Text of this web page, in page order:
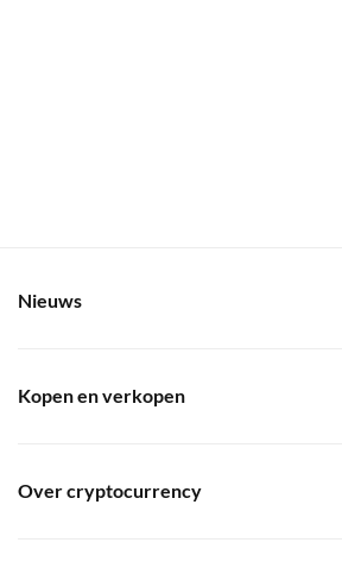
Nieuws
Kopen en verkopen
Over cryptocurrency